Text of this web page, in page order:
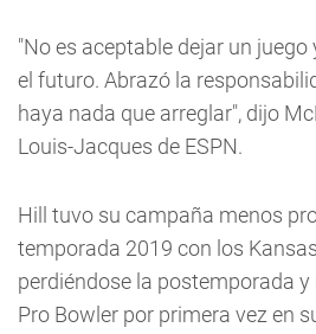
"No es aceptable dejar un
el futuro. Abrazó la
haya nada que arreglar", dijo
Louis-Jacques de ESPN.
Hill tuvo su campaña menos
temporada 2019 con los
perdiéndose la postemporada
Pro Bowler por primera vez en